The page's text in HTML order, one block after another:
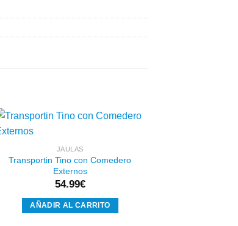
Añadir
JAULAS
Transportin Tino con Comedero
Externos
54.99€
AÑADIR AL CARRITO